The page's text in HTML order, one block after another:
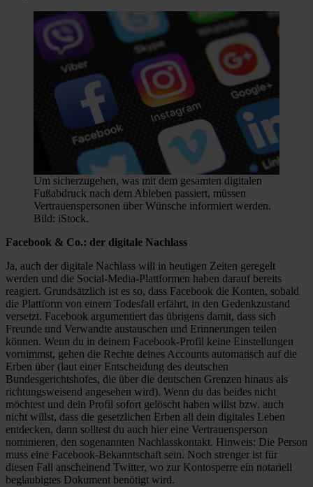
Um sicherzugehen, was mit dem gesamten digitalen
Fußabdruck nach dem Ableben passiert, müssen
Vertrauenspersonen über Wünsche informiert werden.
Bild: iStock.
Facebook & Co.: der digitale Nachlass
Ja, auch der digitale Nachlass will in heutigen Zeiten geregelt
werden und die Social-Media-Plattformen haben darauf bereits
reagiert. Grundsätzlich ist es so, dass Facebook die Konten, sobald
die Plattform von einem Todesfall erfährt, in den Gedenkzustand
versetzt. Facebook argumentiert das übrigens damit, dass sich
Freunde und Verwandte austauschen und Erinnerungen teilen
können. Wenn du in deinem Facebook-Profil keine Einstellungen
vornimmst, gehen die Rechte deines Accounts automatisch auf die
Erben über (laut einer Entscheidung des deutschen
Bundesgerichtshofes, die über die deutschen Grenzen hinaus als
richtungsweisend angesehen wird). Wenn du das beides nicht
möchtest und dein Profil sofort gelöscht haben willst bzw. auch
nicht willst, dass die gesetzlichen Erben all dein digitales Leben
entdecken, dann solltest du auch hier eine Vertrauensperson
nominieren, den sogenannten Nachlasskontakt. Hinweis: Die Person
muss eine Facebook-Bekanntschaft sein. Noch strenger ist für
diesen Fall anscheinend Twitter, wo zur Kontosperre ein notariell
beglaubigtes Dokument benötigt wird.